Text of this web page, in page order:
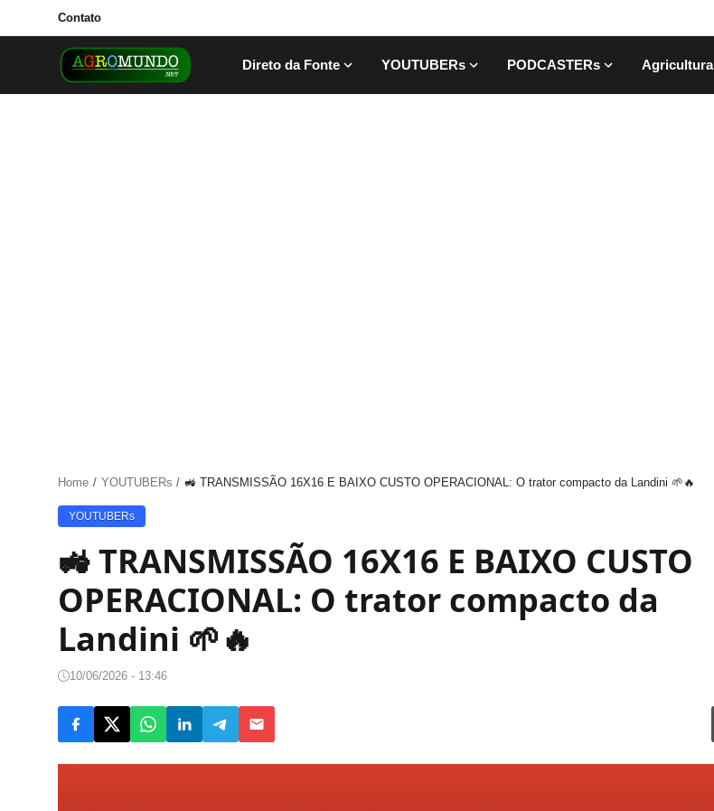
Contato
Direto da Fonte YOUTUBERs PODCASTERs Agricultura
Home YOUTUBERs 🚜 TRANSMISSÃO 16X16 E BAIXO CUSTO OPERACIONAL: O trator compacto da Landini 🌱🔥
YOUTUBERs
🚜 TRANSMISSÃO 16X16 E BAIXO CUSTO
OPERACIONAL: O trator compacto da
Landini 🌱🔥
10/06/2026 - 13:46